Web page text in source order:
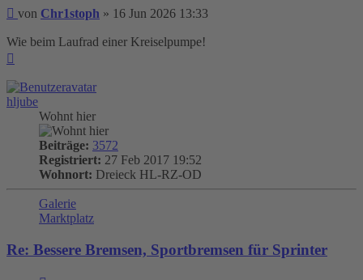
Beitrag
von Chr1stoph » 16 Jun 2026 13:33
Wie beim Laufrad einer Kreiselpumpe!
hljube
Wohnt hier
Beiträge: 3572
Registriert: 27 Feb 2017 19:52
Wohnort: Dreieck HL-RZ-OD
Galerie
Marktplatz
Re: Bessere Bremsen, Sportbremsen für Sprinter